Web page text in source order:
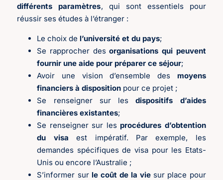
différents paramètres, qui sont essentiels pour
réussir ses études à l’étranger :
Le choix de l’université et du pays;
Se rapprocher desorganisations qui peuvent
fournir une aide pour préparer ce séjour;
Avoir une vision d’ensemble des moyens
financiers à disposition pour ce projet ;
Se renseigner sur lesdispositifs d’aides
financières existantes;
Se renseigner sur les procédures d’obtention
du visaest impératif. Par exemple, les
demandes spécifiques de visa pour les Etats-
Unis ou encore l’Australie ;
S’informer sur le coût de la vie sur place pour